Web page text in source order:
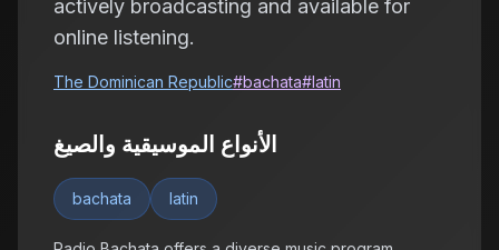
actively broadcasting and available for
online listening.
The Dominican Republic#bachata#latin
الأنواع الموسيقية والصيغ
bachata latin